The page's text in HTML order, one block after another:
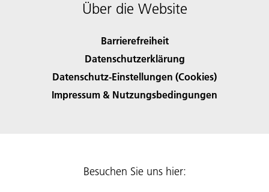
Über die Website
Barrierefreiheit
Datenschutzerklärung
Datenschutz-Einstellungen (Cookies)
Impressum & Nutzungsbedingungen
Besuchen Sie uns hier: